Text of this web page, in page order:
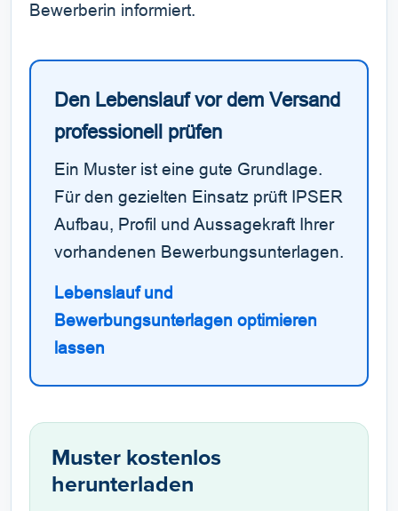
Bewerberin informiert.
Den Lebenslauf vor dem Versand
professionell prüfen
Ein Muster ist eine gute Grundlage.
Für den gezielten Einsatz prüft IPSER
Aufbau, Profil und Aussagekraft Ihrer
vorhandenen Bewerbungsunterlagen.
Lebenslauf und
Bewerbungsunterlagen optimieren
lassen
Muster kostenlos
herunterladen